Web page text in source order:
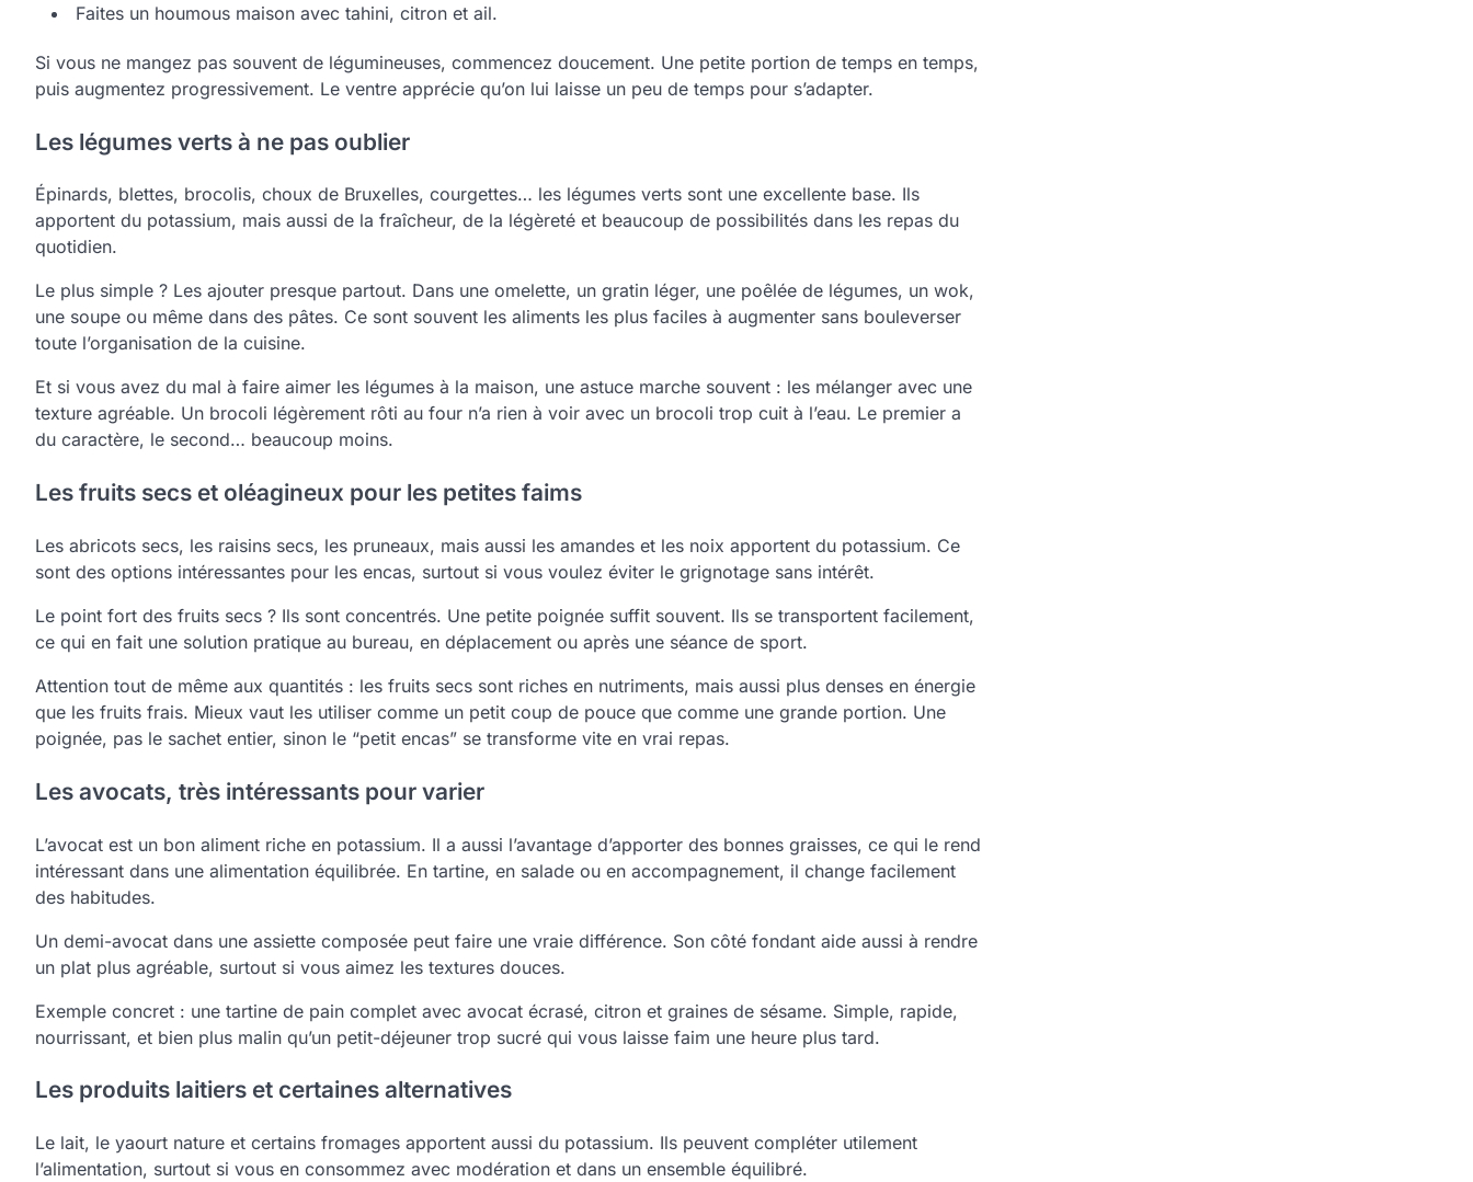
Faites un houmous maison avec tahini, citron et ail.
Si vous ne mangez pas souvent de légumineuses, commencez doucement. Une petite portion de temps en temps,
puis augmentez progressivement. Le ventre apprécie qu’on lui laisse un peu de temps pour s’adapter.
Les légumes verts à ne pas oublier
Épinards, blettes, brocolis, choux de Bruxelles, courgettes… les légumes verts sont une excellente base. Ils
apportent du potassium, mais aussi de la fraîcheur, de la légèreté et beaucoup de possibilités dans les repas du
quotidien.
Le plus simple ? Les ajouter presque partout. Dans une omelette, un gratin léger, une poêlée de légumes, un wok,
une soupe ou même dans des pâtes. Ce sont souvent les aliments les plus faciles à augmenter sans bouleverser
toute l’organisation de la cuisine.
Et si vous avez du mal à faire aimer les légumes à la maison, une astuce marche souvent : les mélanger avec une
texture agréable. Un brocoli légèrement rôti au four n’a rien à voir avec un brocoli trop cuit à l’eau. Le premier a
du caractère, le second… beaucoup moins.
Les fruits secs et oléagineux pour les petites faims
Les abricots secs, les raisins secs, les pruneaux, mais aussi les amandes et les noix apportent du potassium. Ce
sont des options intéressantes pour les encas, surtout si vous voulez éviter le grignotage sans intérêt.
Le point fort des fruits secs ? Ils sont concentrés. Une petite poignée suffit souvent. Ils se transportent facilement,
ce qui en fait une solution pratique au bureau, en déplacement ou après une séance de sport.
Attention tout de même aux quantités : les fruits secs sont riches en nutriments, mais aussi plus denses en énergie
que les fruits frais. Mieux vaut les utiliser comme un petit coup de pouce que comme une grande portion. Une
poignée, pas le sachet entier, sinon le “petit encas” se transforme vite en vrai repas.
Les avocats, très intéressants pour varier
L’avocat est un bon aliment riche en potassium. Il a aussi l’avantage d’apporter des bonnes graisses, ce qui le rend
intéressant dans une alimentation équilibrée. En tartine, en salade ou en accompagnement, il change facilement
des habitudes.
Un demi-avocat dans une assiette composée peut faire une vraie différence. Son côté fondant aide aussi à rendre
un plat plus agréable, surtout si vous aimez les textures douces.
Exemple concret : une tartine de pain complet avec avocat écrasé, citron et graines de sésame. Simple, rapide,
nourrissant, et bien plus malin qu’un petit-déjeuner trop sucré qui vous laisse faim une heure plus tard.
Les produits laitiers et certaines alternatives
Le lait, le yaourt nature et certains fromages apportent aussi du potassium. Ils peuvent compléter utilement
l’alimentation, surtout si vous en consommez avec modération et dans un ensemble équilibré.